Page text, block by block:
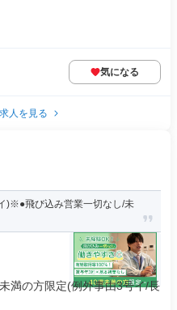
気になる
人を見る
)※●飛び込み営業一切なし/未
満の方限定(例外事由3号イ/長